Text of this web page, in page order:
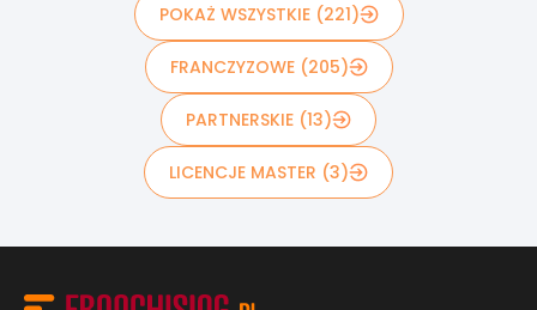
POKAŻ WSZYSTKIE (221)
FRANCZYZOWE (205)
PARTNERSKIE (13)
LICENCJE MASTER (3)